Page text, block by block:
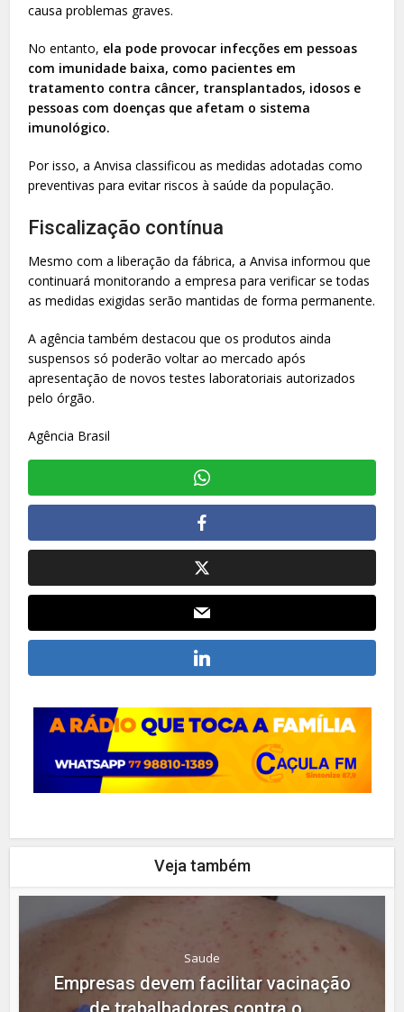
causa problemas graves.
No entanto, ela pode provocar infecções em pessoas
com imunidade baixa, como pacientes em
tratamento contra câncer, transplantados, idosos e
pessoas com doenças que afetam o sistema
imunológico.
Por isso, a Anvisa classificou as medidas adotadas como
preventivas para evitar riscos à saúde da população.
Fiscalização contínua
Mesmo com a liberação da fábrica, a Anvisa informou que
continuará monitorando a empresa para verificar se todas
as medidas exigidas serão mantidas de forma permanente.
A agência também destacou que os produtos ainda
suspensos só poderão voltar ao mercado após
apresentação de novos testes laboratoriais autorizados
pelo órgão.
Agência Brasil
Veja também
Saude
Empresas devem facilitar vacinação